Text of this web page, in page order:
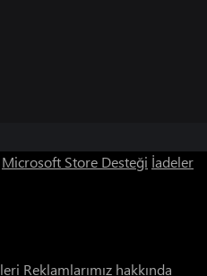
Microsoft Store Desteği İadeler
Reklamlarımız hakkında